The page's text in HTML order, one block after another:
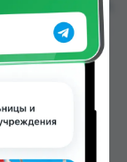
Карим,
+ 24/7,
до 2.00 TJS в